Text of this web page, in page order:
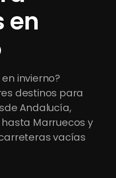
en
invierno?
destinos para
Andalucía,
Marruecos y
carreteras vacías